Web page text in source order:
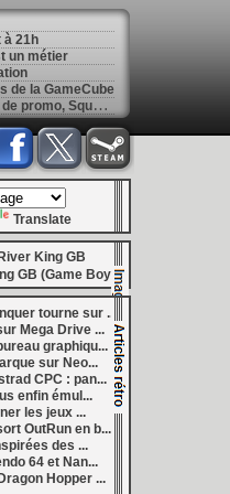
à 21h
un métier
de la GameCube
[
GK] Kingdom Hearts : accusé d'utiliser l'IA générative sur son visuel de promo, Square Enix invoque « l'erreur humaine »
[
GK] Inspiré par System Shock 2 et Doom 3, le FPS DERELIKT veut vous foutre la trouille à la fin 2026
Boy
en octobre
[
LS] [XB360] Xbox360BadUpdate v1.3 l'exploit Xbox 360 gagne en fiabilité et ajoute un mode de récupération
sa copie
portes
ans
joueurs
The Grounds
la rentrée 2026
[
GK] Mémoire cash - Retour sur Hybrid Heaven, l'étrange exclusivité Konami de la Nintendo 64
[
GK] Nouvelle grève à Quantic Dream (Detroit : Become Human) contre les 115 licenciements
[
GK] Mafia The Old Country : l'extension « Homme d'honneur » se dévoile avant sa sortie
de sortie
[
LS] [PS5] BD-JB5 : Gezine renomme son exploit Blu-ray Java pour PS5, avec un support confirmé jusqu'au 13.42
Translate
GB (Game Boy)
tourne sur ...
Mega Drive ...
graphiqu...
sur Neo...
CPC : pan...
enfin émul...
les jeux ...
OutRun en b...
des ...
64 et Nan...
Hopper ...